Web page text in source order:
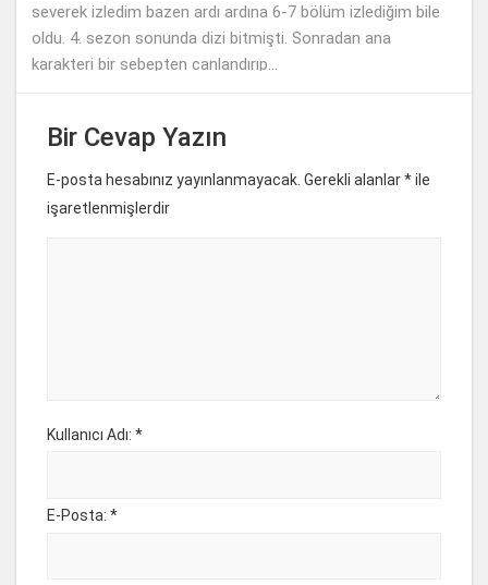
severek izledim bazen ardı ardına 6-7 bölüm izlediğim bile
oldu. 4. sezon sonunda dizi bitmişti. Sonradan ana
karakteri bir sebepten canlandırıp...
Bir Cevap Yazın
E-posta hesabınız yayınlanmayacak. Gerekli alanlar*ile
işaretlenmişlerdir
Kullanıcı Adı: *
E-Posta: *